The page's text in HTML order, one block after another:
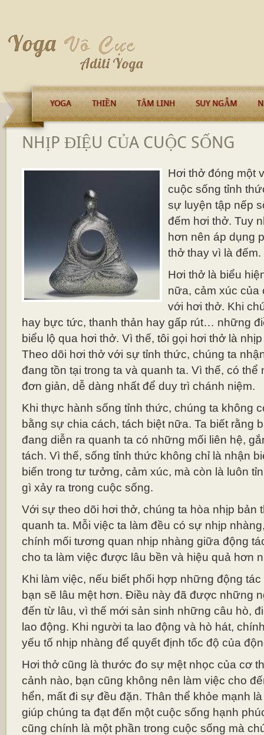
YOGA THIỀN TÂM LINH SUY NGẪM
NHỊP ĐIỆU CỦA CUỘC SỐNG
Hơi thở đóng một
cuộc sống tỉnh
sự luyện tập nếp
đếm hơi thở. Tuy
hơn nên áp dụng
thở thay vì là đếm.
Hơi thở là biểu
nữa, cảm xúc của
với hơi thở. Khi
hay bực tức, thanh thản hay gấp rút… những
biểu lộ qua hơi thở. Vì thế, tôi gọi hơi thở là
Theo dõi hơi thở với sự tỉnh thức, chúng ta
đang tồn tại trong ta và quanh ta. Vì thế, có
đơn giản, dễ dàng nhất để duy trì chánh niệm.
Khi thực hành sống tỉnh thức, chúng ta không
bằng sự chia cách, tách biệt nữa. Ta biết rằng
đang diễn ra quanh ta có những mối liên hệ,
tách. Vì thế, sống tỉnh thức không chỉ là nhận
biến trong tư tưởng, cảm xúc, mà còn là luôn
gì xảy ra trong cuộc sống.
Với sự theo dõi hơi thở, chúng ta hòa nhịp bản
quanh ta. Mỗi việc ta làm đều có sự nhịp
chính mối tương quan nhịp nhàng giữa động
cho ta làm việc được lâu bền và hiệu quả hơn
Khi làm việc, nếu biết phối hợp những động
bạn sẽ lâu mệt hơn. Điều này đã được những
đến từ lâu, vì thế mới sản sinh những câu hò,
lao động. Khi người ta lao động và hò hát,
yếu tố nhịp nhàng để quyết định tốc độ của
Hơi thở cũng là thước đo sự mệt nhọc của cơ
cảnh nào, bạn cũng không nên làm việc cho
hển, mất đi sự đều đặn. Thân thể khỏe mạnh
giúp chúng ta đạt đến một cuộc sống hạnh
cũng chính là một phần trong cuộc sống mà